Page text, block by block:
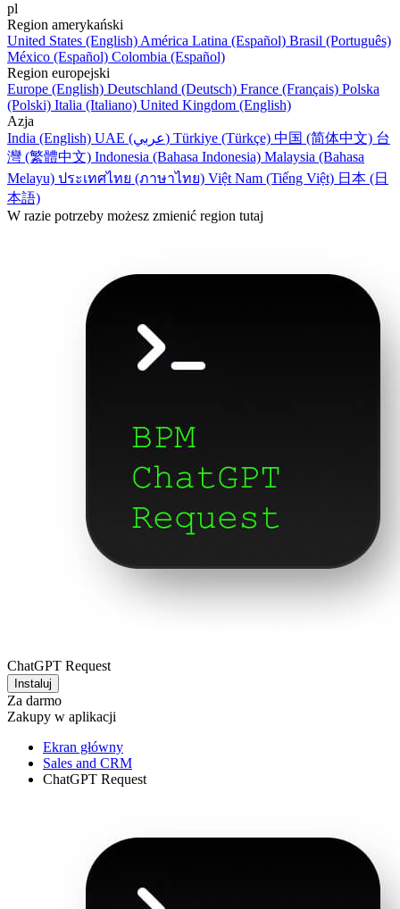
pl
Region amerykański
United States (English) América Latina (Español) Brasil (Português)
México (Español) Colombia (Español)
Region europejski
Europe (English) Deutschland (Deutsch) France (Français) Polska
(Polski) Italia (Italiano) United Kingdom (English)
Azja
India (English)
UAE (عربي) Türkiye (Türkçe) 中国 (简体中文) 台
灣 (繁體中文) Indonesia (Bahasa Indonesia) Malaysia (Bahasa
Melayu) ประเทศไทย (ภาษาไทย) Việt Nam (Tiếng Việt) 日本 (日
本語)
W razie potrzeby możesz zmienić region tutaj
ChatGPT Request
Instaluj
Za darmo
Zakupy w aplikacji
Ekran główny
Sales and CRM
ChatGPT Request